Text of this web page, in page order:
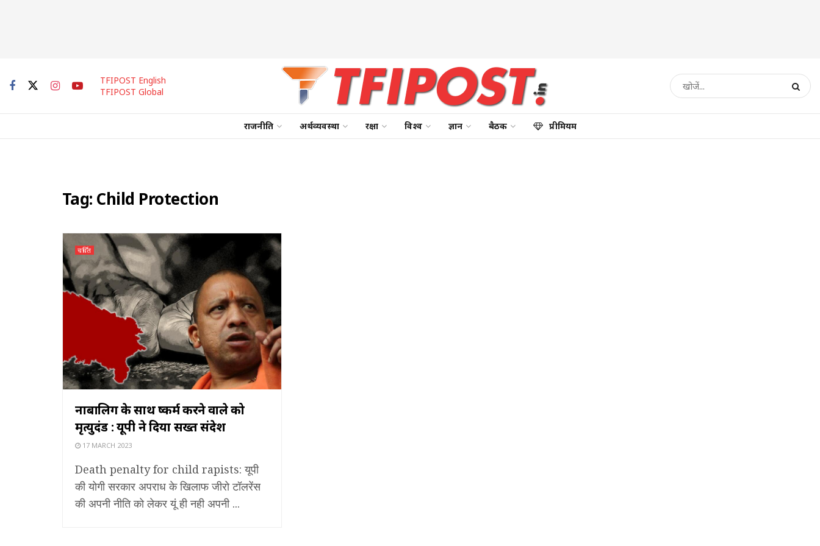
TFIPOST English
TFIPOST Global
राजनीति अर्थव्यवस्था रक्षा विश्व ज्ञान बैठक प्रीमियम
Tag: Child Protection
चर्चित
नाबालिग के साथ दुष्कर्म करने वाले को
मृत्युदंड : यूपी ने दिया सख्त संदेश
17 MARCH 2023
Death penalty for child rapists: यूपी
की योगी सरकार अपराध के खिलाफ जीरो टॉलरेंस
की अपनी नीति को लेकर यूं ही नही अपनी ...